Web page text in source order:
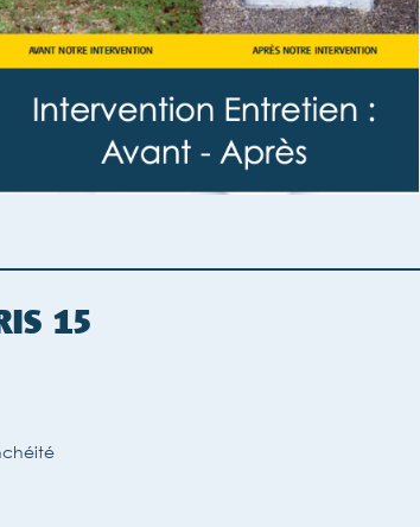
15